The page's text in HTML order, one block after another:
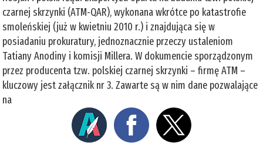
czarnej skrzynki (ATM-QAR), wykonana wkrótce po katastrofie
smoleńskiej (już w kwietniu 2010 r.) i znajdująca się w
posiadaniu prokuratury, jednoznacznie przeczy ustaleniom
Tatiany Anodiny i komisji Millera. W dokumencie sporządzonym
przez producenta tzw. polskiej czarnej skrzynki – firmę ATM –
kluczowy jest załącznik nr 3. Zawarte są w nim dane pozwalające
na